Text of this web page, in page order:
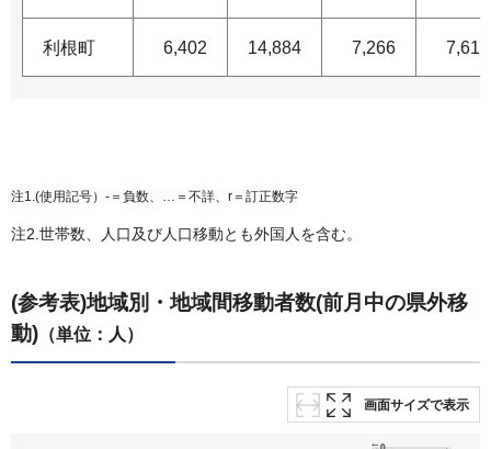
利根町 6,402 14,884 7,266 7,618
注1.(使用記号）-＝負数、…＝不詳、r＝訂正数字
注2.世帯数、人口及び人口移動とも外国人を含む。
(参考表)地域別・地域間移動者数(前月中の県外移
動) （単位：人）
画面サイズで表示